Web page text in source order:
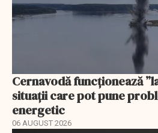
Cernavodă funcționează
situații care pot pune
energetic
06 AUGUST 2026